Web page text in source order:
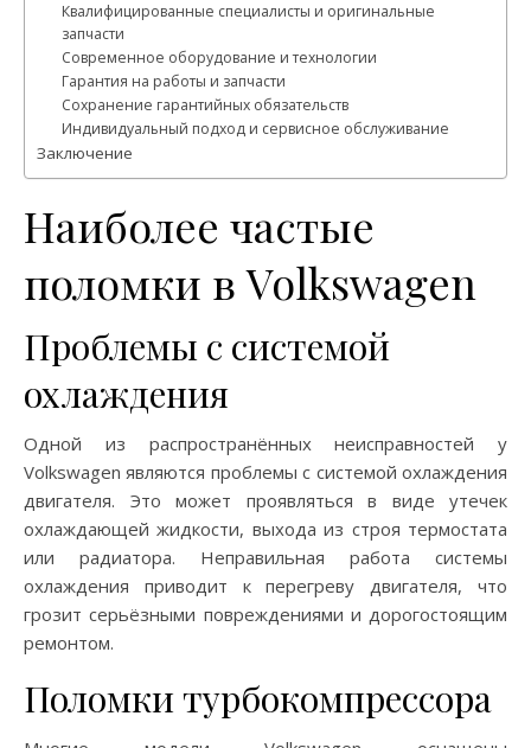
Квалифицированные специалисты и оригинальные
запчасти
Современное оборудование и технологии
Гарантия на работы и запчасти
Сохранение гарантийных обязательств
Индивидуальный подход и сервисное обслуживание
Заключение
Наиболее частые
поломки в Volkswagen
Проблемы с системой
охлаждения
Одной из распространённых неисправностей у
Volkswagen являются проблемы с системой охлаждения
двигателя. Это может проявляться в виде утечек
охлаждающей жидкости, выхода из строя термостата
или радиатора. Неправильная работа системы
охлаждения приводит к перегреву двигателя, что
грозит серьёзными повреждениями и дорогостоящим
ремонтом.
Поломки турбокомпрессора